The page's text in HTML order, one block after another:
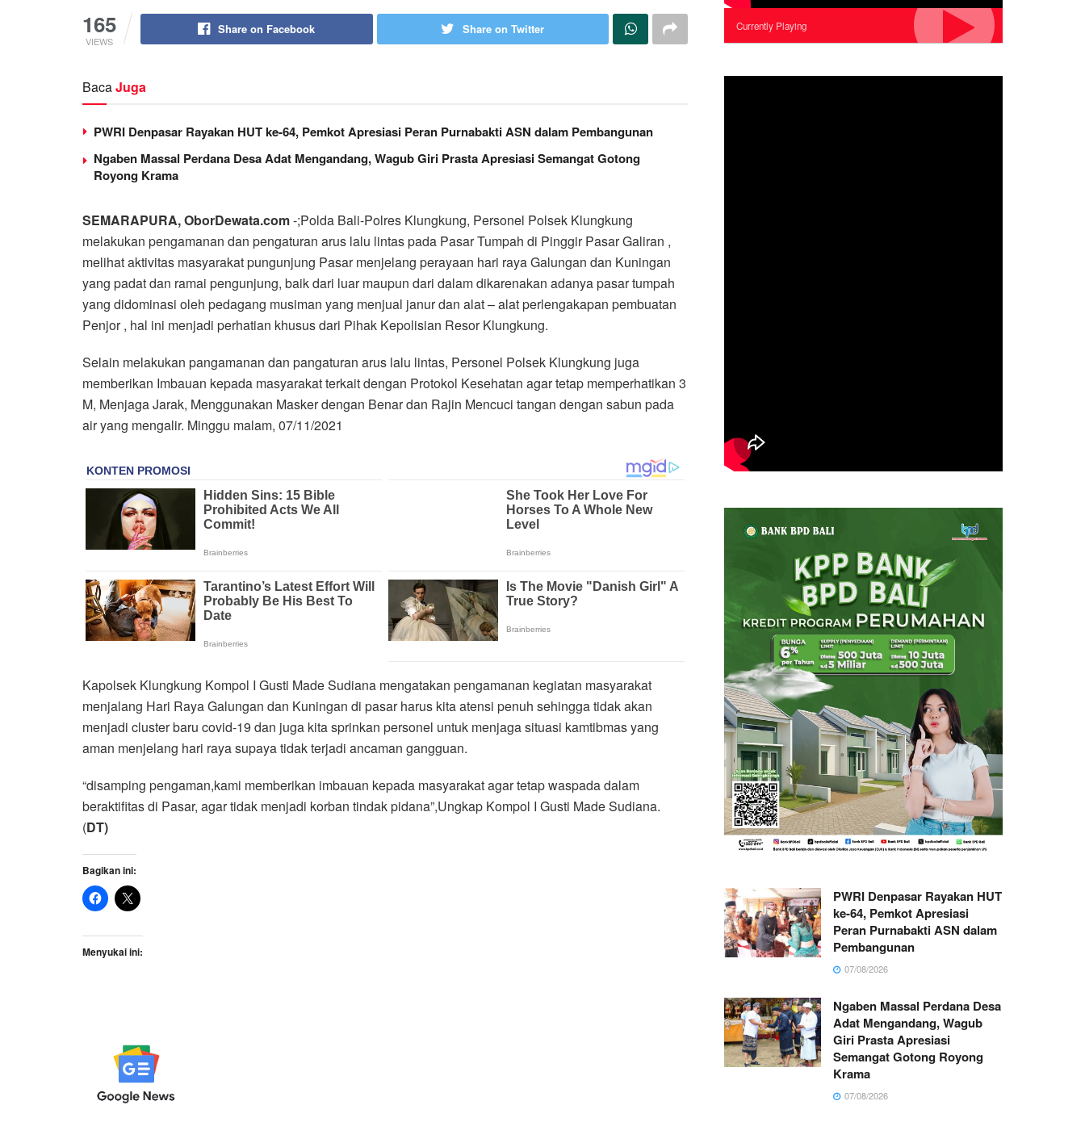
165
VIEWS
Share on Facebook Share on Twitter
BacaJuga
PWRI Denpasar Rayakan HUT ke-64, Pemkot Apresiasi Peran Purnabakti ASN dalam Pembangunan
Ngaben Massal Perdana Desa Adat Mengandang, Wagub Giri Prasta Apresiasi Semangat Gotong
Royong Krama
SEMARAPURA, OborDewata.com-;Polda Bali-Polres Klungkung, Personel Polsek Klungkung
melakukan pengamanan dan pengaturan arus lalu lintas pada Pasar Tumpah di Pinggir Pasar Galiran ,
melihat aktivitas masyarakat pungunjung Pasar menjelang perayaan hari raya Galungan dan Kuningan
yang padat dan ramai pengunjung, baik dari luar maupun dari dalam dikarenakan adanya pasar tumpah
yang didominasi oleh pedagang musiman yang menjual janur dan alat – alat perlengakapan pembuatan
Penjor , hal ini menjadi perhatian khusus dari Pihak Kepolisian Resor Klungkung.
Selain melakukan pangamanan dan pangaturan arus lalu lintas, Personel Polsek Klungkung juga
memberikan Imbauan kepada masyarakat terkait dengan Protokol Kesehatan agar tetap memperhatikan 3
M, Menjaga Jarak, Menggunakan Masker dengan Benar dan Rajin Mencuci tangan dengan sabun pada
air yang mengalir. Minggu malam, 07/11/2021
Kapolsek Klungkung Kompol I Gusti Made Sudiana mengatakan pengamanan kegiatan masyarakat
menjalang Hari Raya Galungan dan Kuningan di pasar harus kita atensi penuh sehingga tidak akan
menjadi cluster baru covid-19 dan juga kita sprinkan personel untuk menjaga situasi kamtibmas yang
aman menjelang hari raya supaya tidak terjadi ancaman gangguan.
“disamping pengaman,kami memberikan imbauan kepada masyarakat agar tetap waspada dalam
beraktifitas di Pasar, agar tidak menjadi korban tindak pidana”,Ungkap Kompol I Gusti Made Sudiana.
(DT)
Bagikan ini:
Menyukai ini:
Currently Playing
PWRI Denpasar Rayakan HUT
ke-64, Pemkot Apresiasi
Peran Purnabakti ASN dalam
Pembangunan
07/08/2026
Ngaben Massal Perdana Desa
Adat Mengandang, Wagub
Giri Prasta Apresiasi
Semangat Gotong Royong
Krama
07/08/2026